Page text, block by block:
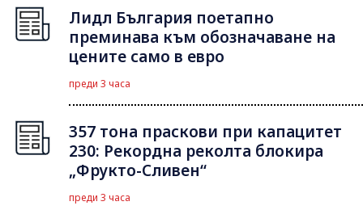
Лидл България поетапно
преминава към обозначаване на
цените само в евро
преди 3 часа
357 тона праскови при капацитет
230: Рекордна реколта блокира
„Фрукто-Сливен“
преди 3 часа